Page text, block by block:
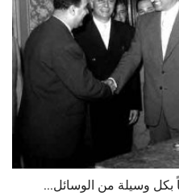
بكل وسيلة من الوسائل...